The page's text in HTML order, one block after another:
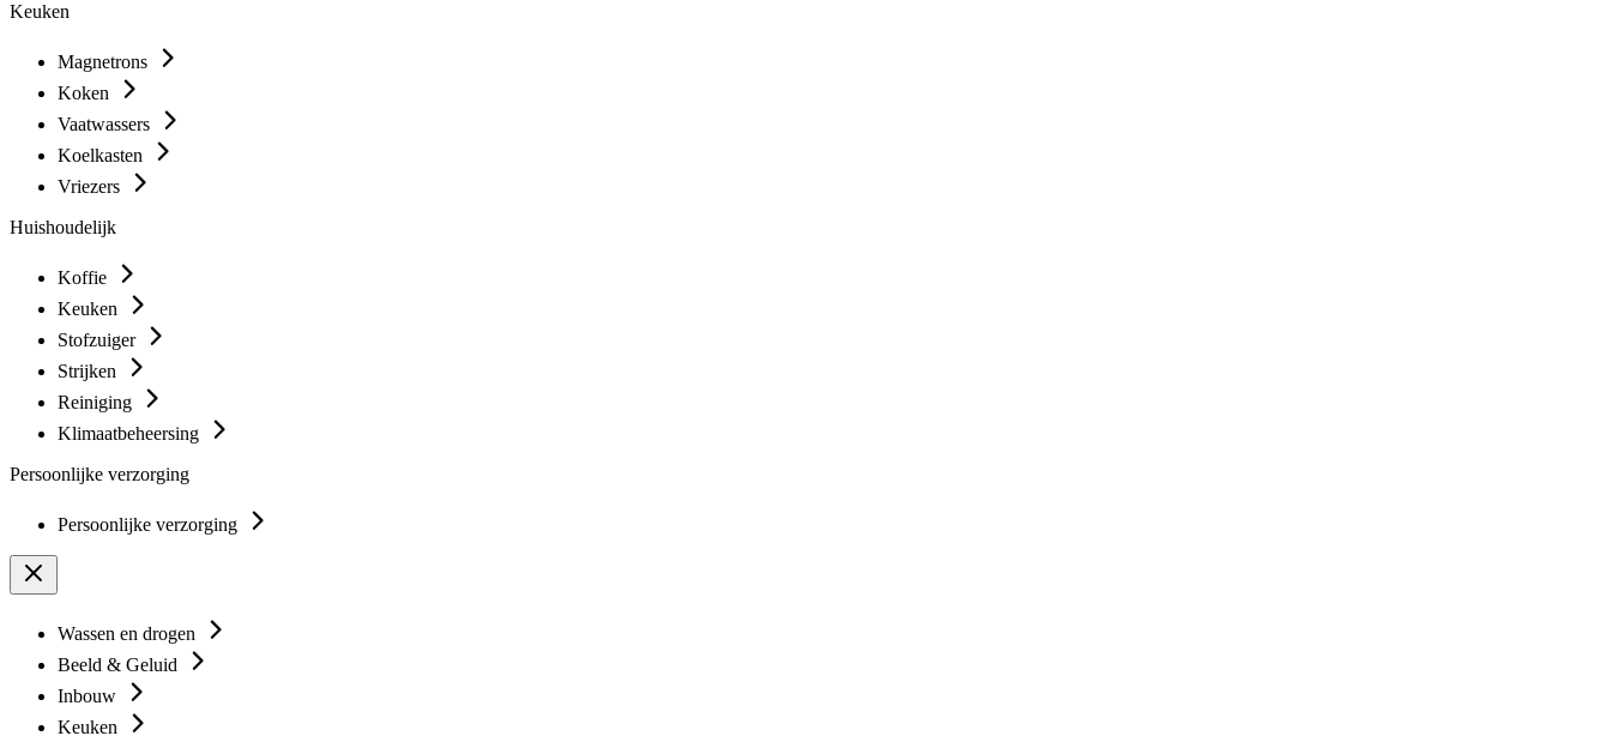
Keuken
Magnetrons
Koken
Vaatwassers
Koelkasten
Vriezers
Huishoudelijk
Koffie
Keuken
Stofzuiger
Strijken
Reiniging
Klimaatbeheersing
Persoonlijke verzorging
Persoonlijke verzorging
Wassen en drogen
Beeld & Geluid
Inbouw
Keuken